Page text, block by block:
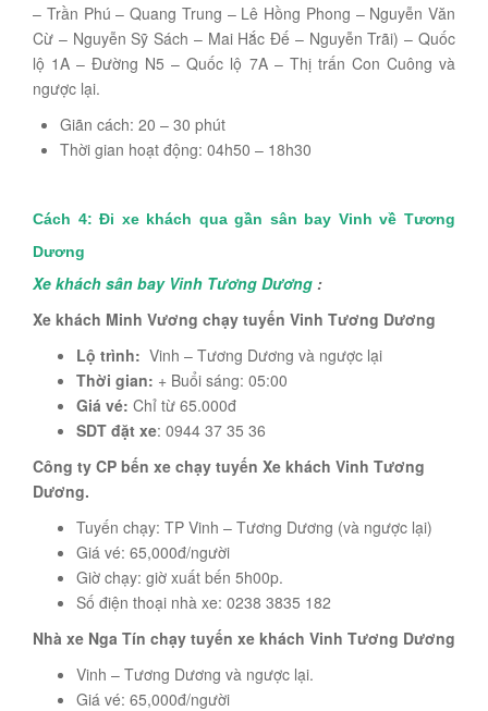
– Trần Phú – Quang Trung – Lê Hồng Phong – Nguyễn Văn
Cừ – Nguyễn Sỹ Sách – Mai Hắc Đế – Nguyễn Trãi) – Quốc
lộ 1A – Đường N5 – Quốc lộ 7A – Thị trấn Con Cuông và
ngược lại.
Giãn cách: 20 – 30 phút
Thời gian hoạt động: 04h50 – 18h30
Cách 4: Đi xe khách qua gần sân bay Vinh về Tương
Dương
Xe khách sân bay Vinh Tương Dương :
Xe khách Minh Vương chạy tuyến Vinh Tương Dương
Lộ trình: Vinh – Tương Dương và ngược lại
Thời gian: + Buổi sáng: 05:00
Giá vé: Chỉ từ 65.000đ
SDT đặt xe: 0944 37 35 36
Công ty CP bến xe chạy tuyến Xe khách Vinh Tương
Dương.
Tuyến chạy: TP Vinh – Tương Dương (và ngược lại)
Giá vé: 65,000đ/người
Giờ chạy: giờ xuất bến 5h00p.
Số điện thoại nhà xe: 0238 3835 182
Nhà xe Nga Tín chạy tuyến xe khách Vinh Tương Dương
Vinh – Tương Dương và ngược lại.
Giá vé: 65,000đ/người